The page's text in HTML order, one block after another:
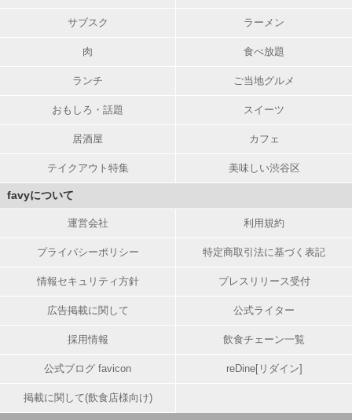
サブスク ラーメン
肉 食べ放題
ランチ ご当地グルメ
おもしろ・話題 スイーツ
居酒屋 カフェ
テイクアウト特集 美味しい渋谷区
favyについて
運営会社 利用規約
プライバシーポリシー 特定商取引法に基づく表記
情報セキュリティ方針 プレスリリース受付
広告掲載に関して 公式ライター
採用情報 飲食チェーン一覧
公式ブログ favicon reDine[リダイン]
掲載に関して(飲食店様向け)